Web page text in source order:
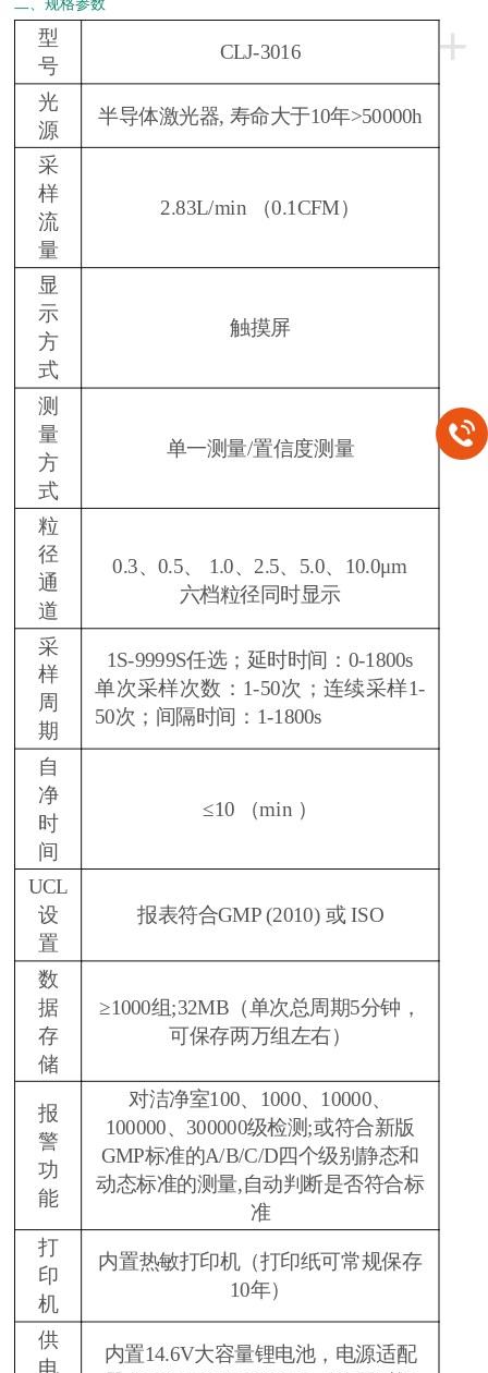
二、规格参数
+
型
号
CLJ-3016
光
源
半导体激光器, 寿命大于10年>50000h
采
样
流
量
2.83L/min （0.1CFM）
显
示
方
式
触摸屏
测
量
方
式
单一测量/置信度测量
粒
径
通
道
0.3、0.5、 1.0、2.5、5.0、10.0μm
六档粒径同时显示
采
样
周
期
1S-9999S任选；延时时间：0-1800s
单次采样次数：1-50次；连续采样1-
50次；间隔时间：1-1800s
自
净
时
间
≤10 （min ）
UCL
设
置
报表符合GMP (2010) 或 ISO
数
据
存
储
≥1000组;32MB（单次总周期5分钟，
可保存两万组左右）
报
警
功
能
对洁净室100、1000、10000、
100000、300000级检测;或符合新版
GMP标准的A/B/C/D四个级别静态和
动态标准的测量,自动判断是否符合标
准
打
印
机
内置热敏打印机（打印纸可常规保存
10年）
供
电
内置14.6V大容量锂电池，电源适配